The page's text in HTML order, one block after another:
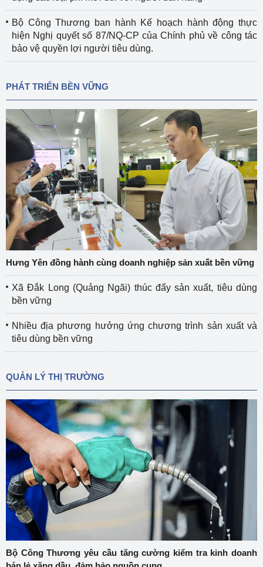
Bộ Công Thương ban hành Kế hoạch hành động thực
hiện Nghị quyết số 87/NQ-CP của Chính phủ về công tác
bảo vệ quyền lợi người tiêu dùng.
PHÁT TRIỂN BỀN VỮNG
Hưng Yên đồng hành cùng doanh nghiệp sản xuất bền vững
Xã Đắk Long (Quảng Ngãi) thúc đẩy sản xuất, tiêu dùng
bền vững
Nhiều địa phương hưởng ứng chương trình sản xuất và
tiêu dùng bền vững
QUẢN LÝ THỊ TRƯỜNG
Bộ Công Thương yêu cầu tăng cường kiểm tra kinh doanh